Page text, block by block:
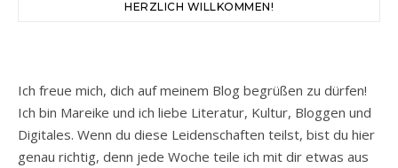
HERZLICH WILLKOMMEN!
Ich freue mich, dich auf meinem Blog begrüßen zu dürfen!
Ich bin Mareike und ich liebe Literatur, Kultur, Bloggen und
Digitales. Wenn du diese Leidenschaften teilst, bist du hier
genau richtig, denn jede Woche teile ich mit dir etwas aus